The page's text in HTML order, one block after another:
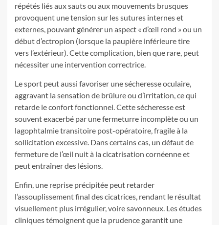
répétés liés aux sauts ou aux mouvements brusques
provoquent une tension sur les sutures internes et
externes, pouvant générer un aspect « d’œil rond » ou un
début d’ectropion (lorsque la paupière inférieure tire
vers l’extérieur). Cette complication, bien que rare, peut
nécessiter une intervention correctrice.
Le sport peut aussi favoriser une sécheresse oculaire,
aggravant la sensation de brûlure ou d’irritation, ce qui
retarde le confort fonctionnel. Cette sécheresse est
souvent exacerbé par une fermeturre incomplète ou un
lagophtalmie transitoire post-opératoire, fragile à la
sollicitation excessive. Dans certains cas, un défaut de
fermeture de l’œil nuit à la cicatrisation cornéenne et
peut entraîner des lésions.
Enfin, une reprise précipitée peut retarder
l’assouplissement final des cicatrices, rendant le résultat
visuellement plus irrégulier, voire savonneux. Les études
cliniques témoignent que la prudence garantit une